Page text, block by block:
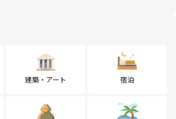
建築・アート 宿泊